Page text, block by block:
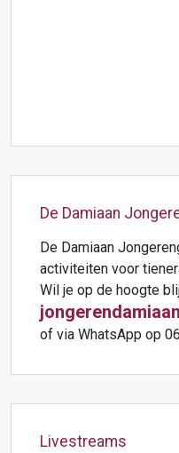
De Damiaan
De Damiaan
activiteiten voor
Wil je op de hoogte
of via WhatsApp op
Livestreams